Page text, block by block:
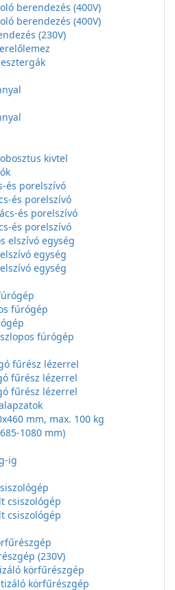
berendezés (400V)
berendezés (400V)
(230V)
kivtel
és porelszívó
és porelszívó
és porelszívó
és porelszívó
elszívó egység
elszívó egység
elszívó egység
fúrógép
fúrógép
fűrész lézerrel
fűrész lézerrel
fűrész lézerrel
mm, max. 100 kg
1080 mm)
ig
csiszológép
csiszológép
(230V)
körfűrészgép
körfűrészgép